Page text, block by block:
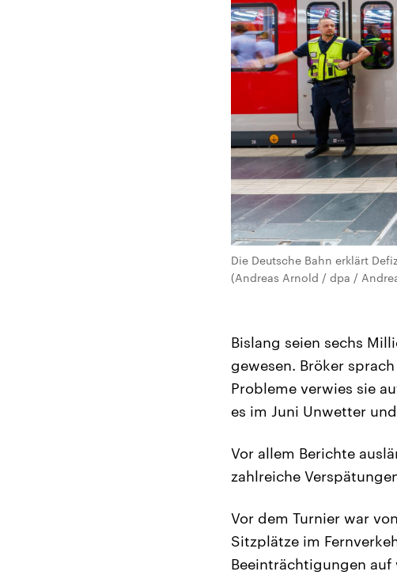
Die Deutsche Bahn erklärt
(Andreas Arnold / dpa /
Bislang seien sechs
gewesen. Bröker
Probleme verwies sie
es im Juni Unwetter
Vor allem Berichte
zahlreiche
Vor dem Turnier war
Sitzplätze im
Beeinträchtigungen